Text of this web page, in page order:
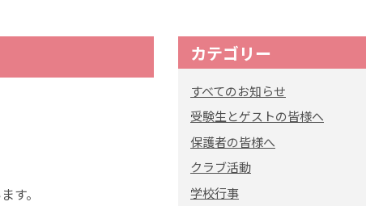
す。
カテゴリー
すべてのお知らせ
受験生とゲストの皆様へ
保護者の皆様へ
クラブ活動
学校行事